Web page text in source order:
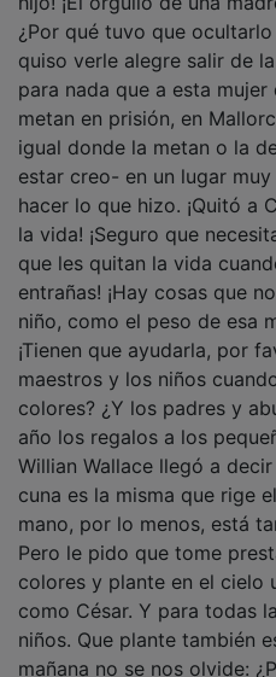
¿Por qué tuvo que ocultarlo
quiso verle alegre salir de
para nada que a esta
metan en prisión, en
igual donde la metan o la
estar creo- en un lugar
hacer lo que hizo. ¡Quitó a
la vida! ¡Seguro que
que les quitan la vida
entrañas! ¡Hay cosas que
niño, como el peso de esa
¡Tienen que ayudarla, por
maestros y los niños
colores? ¿Y los padres y
año los regalos a los
Willian Wallace llegó a decir
cuna es la misma que rige
mano, por lo menos, está
Pero le pido que tome
colores y plante en el cielo
como César. Y para todas
niños. Que plante también
mañana no se nos olvide: